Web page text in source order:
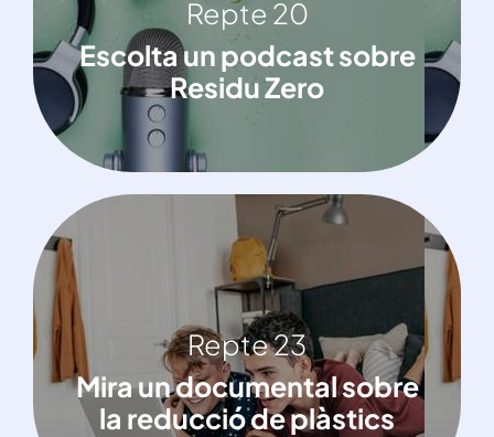
Repte 20
Escolta un podcast sobre
Residu Zero
Escolta un podcast sobre Residu Zero
Repte 23
Mira un documental sobre
la reducció de plàstics
Repte 23
Mira un documental sobre la reducció
de plàstics